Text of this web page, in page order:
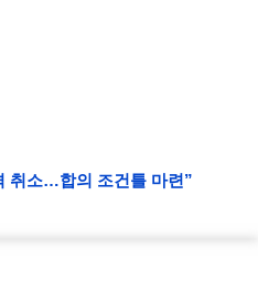
취소…합의 조건틀 마련”